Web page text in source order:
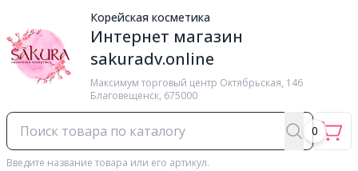
Корейская косметика
Интернет магазин
sakuradv.online
Максимум торговый центр ​Октябрьская, 146
Благовещенск, 675000
Введите название товара или его артикул.
0